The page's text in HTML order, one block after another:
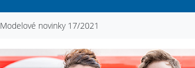
Modelové novinky 17/2021